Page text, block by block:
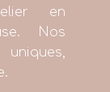
en
Nos